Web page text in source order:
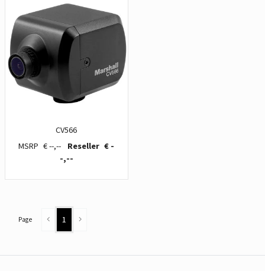
CV566
€ --,--
€ -
-,--
Page 1